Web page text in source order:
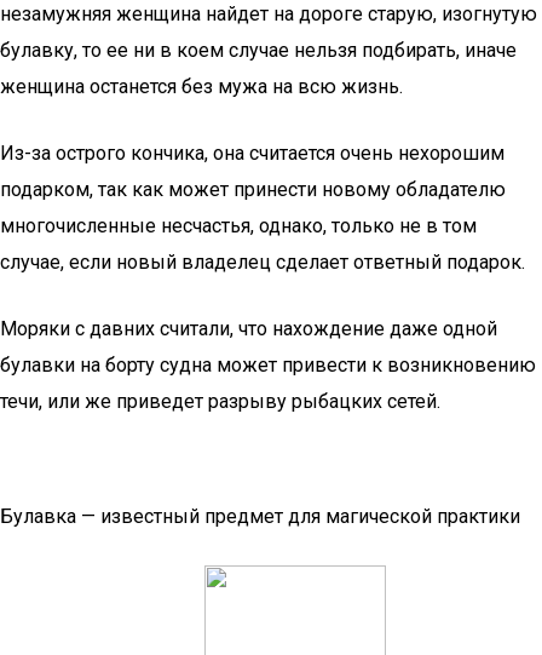
незамужняя женщина найдет на дороге старую, изогнутую
булавку, то ее ни в коем случае нельзя подбирать, иначе
женщина останется без мужа на всю жизнь.
Из-за острого кончика, она считается очень нехорошим
подарком, так как может принести новому обладателю
многочисленные несчастья, однако, только не в том
случае, если новый владелец сделает ответный подарок.
Моряки с давних считали, что нахождение даже одной
булавки на борту судна может привести к возникновению
течи, или же приведет разрыву рыбацких сетей.
Булавка — известный предмет для магической практики